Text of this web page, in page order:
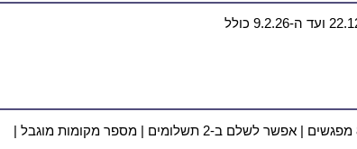
440 ש"ח לילד/ה+מלווה עבור 8 מפגשים | אפשר לשלם ב-2 תשלומים | מספר מקומות מוגבל |